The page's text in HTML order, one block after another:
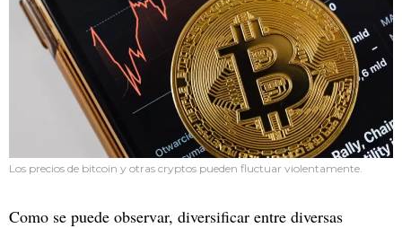
Los precios de bitcoin y otras cryptos pueden fluctuar violentamente.
Como se puede observar, diversificar entre diversas